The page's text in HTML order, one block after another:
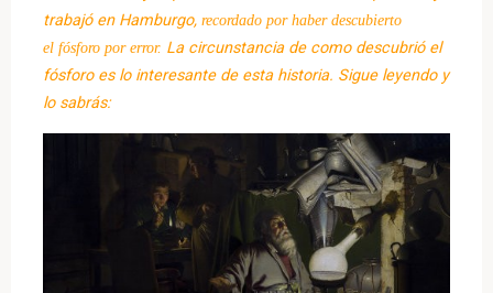
trabajó en Hamburgo,recordado por haber descubierto
el fósforopor error. La circunstancia de como descubrió el
fósforo es lo interesante de esta historia. Sigue leyendo y
lo sabrás: